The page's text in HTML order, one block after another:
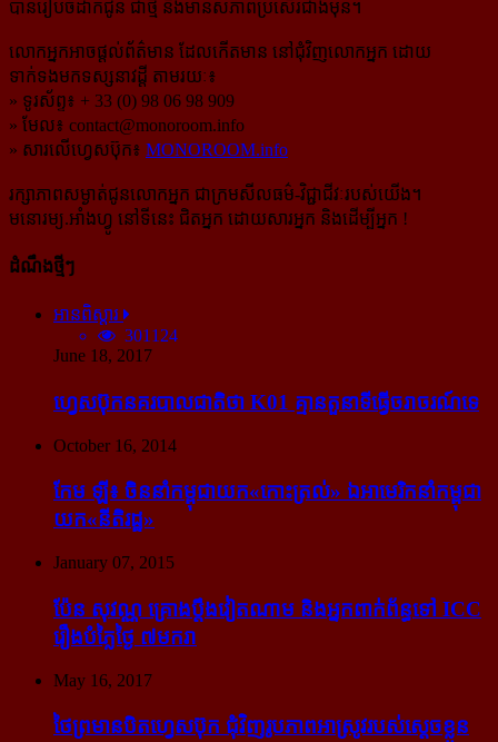
បានរៀបចំដាក់ជូន ជាថ្មី និងមានសភាពប្រសើរជាងមុន។
លោកអ្នកអាចផ្ដល់ព័ត៌មាន ដែលកើតមាន នៅជុំវិញលោកអ្នក ដោយ
ទាក់ទងមកទស្សនាវដ្ដី តាមរយៈ៖
» ទូរស័ព្ទ៖ + 33 (0) 98 06 98 909
» មែល៖ contact@monoroom.info
» សារលើហ្វេសប៊ុក៖ MONOROOM.info
រក្សាភាពសម្ងាត់ជូនលោកអ្នក ជាក្រមសីលធម៌-​វិជ្ជាជីវៈ​របស់យើង។
មនោរម្យ.អាំងហ្វូ នៅទីនេះ ជិតអ្នក ដោយសារអ្នក និងដើម្បីអ្នក !
ដំណឹងថ្មីៗ
អានពិស្ដារ
301124
June 18, 2017
ហ្វេសប៊ុក​នគរបាល​ជាតិ​ថា K01 គ្មាន​តួនាទី​ធ្វើ​ចរាចរណ៍​ទេ
October 16, 2014
កែម ឡី៖ ចិន​នាំ​កម្ពុជា​យក​«កោះ​ត្រល់» ឯ​អាមេរិក​នាំ​កម្ពុជា​
យក​«នីតិរដ្ឋ»
January 07, 2015
ប៉ែន សុវណ្ណ គ្រោង​ប្តឹង​វៀតណាម និង​អ្នក​ពាក់​ព័ន្ធ​ទៅ ICC
រឿង​បំភ្លៃ​ថ្ងៃ ៧​មករា
May 16, 2017
ថៃ​ព្រមាន​បិត​ហ្វេសប៊ុក ជុំ​វិញ​រូបភាព​អាស្រូវ​របស់​ស្ដេច​ខ្លួន